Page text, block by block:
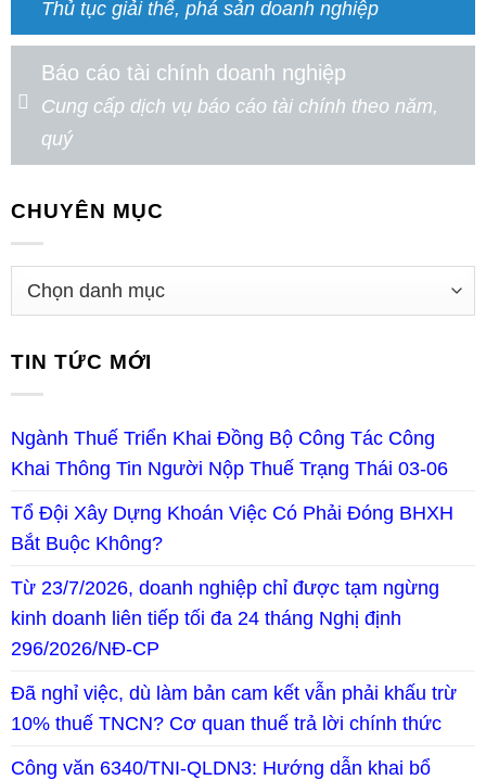
Thủ tục giải thể, phá sản doanh nghiệp
Báo cáo tài chính doanh nghiệp
Cung cấp dịch vụ báo cáo tài chính theo năm,
quý
CHUYÊN MỤC
TIN TỨC MỚI
Ngành Thuế Triển Khai Đồng Bộ Công Tác Công
Khai Thông Tin Người Nộp Thuế Trạng Thái 03-06
Tổ Đội Xây Dựng Khoán Việc Có Phải Đóng BHXH
Bắt Buộc Không?
Từ 23/7/2026, doanh nghiệp chỉ được tạm ngừng
kinh doanh liên tiếp tối đa 24 tháng Nghị định
296/2026/NĐ-CP
Đã nghỉ việc, dù làm bản cam kết vẫn phải khấu trừ
10% thuế TNCN? Cơ quan thuế trả lời chính thức
Công văn 6340/TNI-QLDN3: Hướng dẫn khai bổ